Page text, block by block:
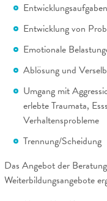
Entwicklung von
Emotionale
Ablösung und
Umgang mit
erlebte Traumata,
Verhaltensprobleme
Trennung/Scheidung
Das Angebot der
Weiterbildungsangebote